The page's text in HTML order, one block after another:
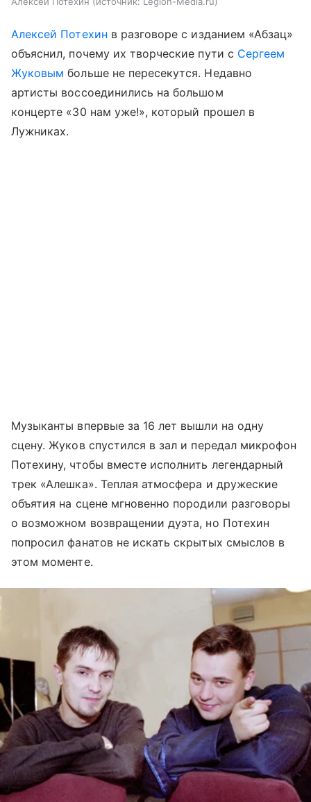
Алексей Потехин в разговоре с изданием «Абзац»
объяснил, почему их творческие пути с Сергеем
Жуковым больше не пересекутся. Недавно
артисты воссоединились на большом
концерте «30 нам уже!», который прошел в
Лужниках.
Музыканты впервые за 16 лет вышли на одну
сцену. Жуков спустился в зал и передал микрофон
Потехину, чтобы вместе исполнить легендарный
трек «Алешка». Теплая атмосфера и дружеские
объятия на сцене мгновенно породили разговоры
о возможном возвращении дуэта, но Потехин
попросил фанатов не искать скрытых смыслов в
этом моменте.